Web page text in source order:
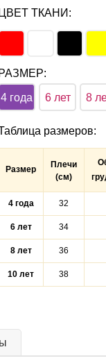
ЦВЕТ ТКАНИ:
РАЗМЕР:
4 года 6 лет 8
размеров:
Размер
Плечи
(см)
4 года 32
6 лет 34
8 лет 36
10 лет 38